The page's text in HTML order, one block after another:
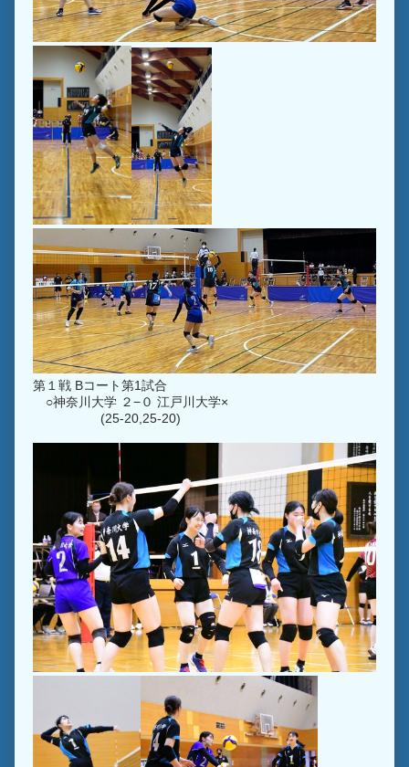
第１戦 Bコート第1試合
○神奈川大学 ２−０ 江戸川大学×
(25-20,25-20)